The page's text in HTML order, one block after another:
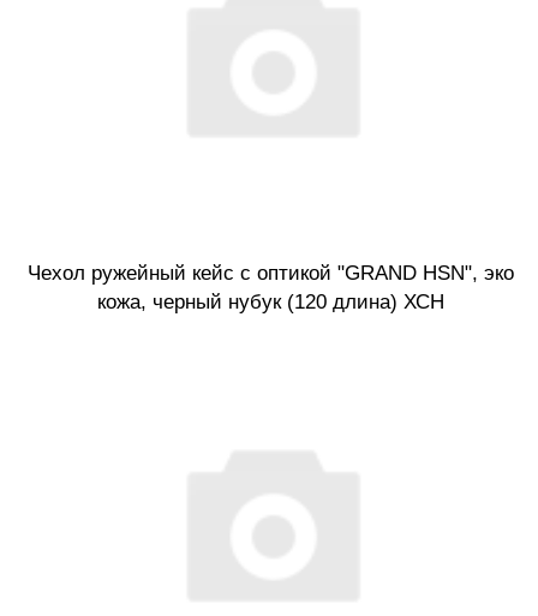
Чехол ружейный кейс с оптикой "GRAND HSN", эко
кожа, черный нубук (120 длина) ХСН